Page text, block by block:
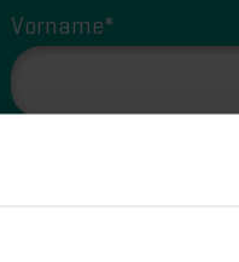
Vorname*